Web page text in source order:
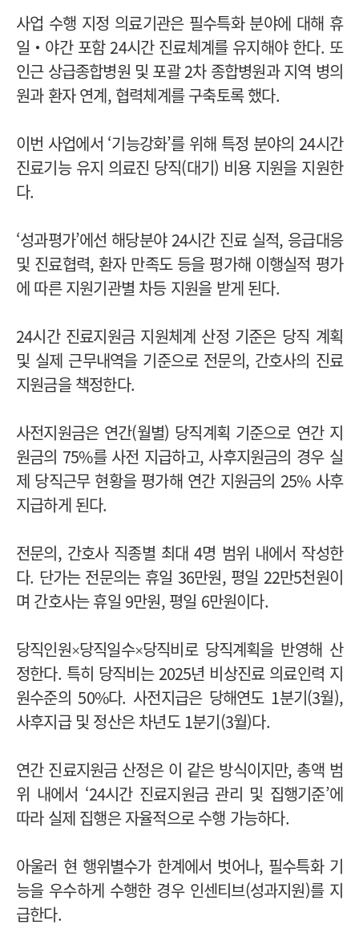
사업 수행 지정 의료기관은 필수특화 분야에 대해 휴
일‧야간 포함 24시간 진료체계를 유지해야 한다. 또
인근 상급종합병원 및 포괄 2차 종합병원과 지역 병의
원과 환자 연계, 협력체계를 구축토록 했다.
이번 사업에서 ‘기능강화’를 위해 특정 분야의 24시간
진료기능 유지 의료진 당직(대기) 비용 지원을 지원한
다.
‘성과평가’에선 해당분야 24시간 진료 실적, 응급대응
및 진료협력, 환자 만족도 등을 평가해 이행실적 평가
에 따른 지원기관별 차등 지원을 받게 된다.
24시간 진료지원금 지원체계 산정 기준은 당직 계획
및 실제 근무내역을 기준으로 전문의, 간호사의 진료
지원금을 책정한다.
사전지원금은 연간(월별) 당직계획 기준으로 연간 지
원금의 75%를 사전 지급하고, 사후지원금의 경우 실
제 당직근무 현황을 평가해 연간 지원금의 25% 사후
지급하게 된다.
전문의, 간호사 직종별 최대 4명 범위 내에서 작성한
다. 단가는 전문의는 휴일 36만원, 평일 22만5천원이
며 간호사는 휴일 9만원, 평일 6만원이다.
당직인원×당직일수×당직비로 당직계획을 반영해 산
정한다. 특히 당직비는 2025년 비상진료 의료인력 지
원수준의 50%다. 사전지급은 당해연도 1분기(3월),
사후지급 및 정산은 차년도 1분기(3월)다.
연간 진료지원금 산정은 이 같은 방식이지만, 총액 범
위 내에서 ‘24시간 진료지원금 관리 및 집행기준’에
따라 실제 집행은 자율적으로 수행 가능하다.
아울러 현 행위별수가 한계에서 벗어나, 필수특화 기
능을 우수하게 수행한 경우 인센티브(성과지원)를 지
급한다.